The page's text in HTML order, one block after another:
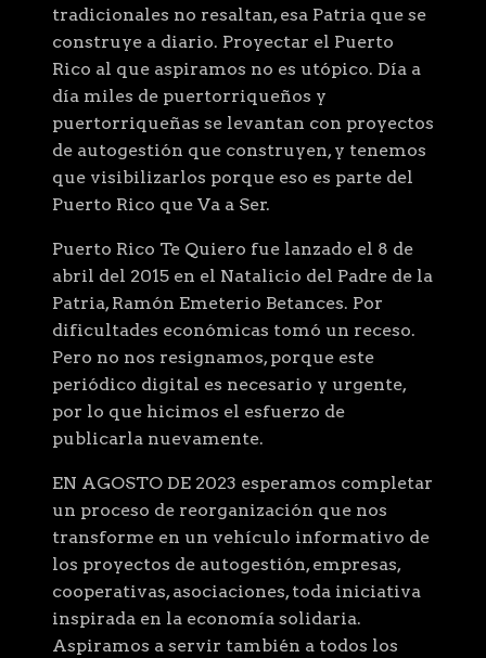
tradicionales no resaltan, esa Patria que se
construye a diario. Proyectar el Puerto
Rico al que aspiramos no es utópico. Día a
día miles de puertorriqueños y
puertorriqueñas se levantan con proyectos
de autogestión que construyen, y tenemos
que visibilizarlos porque eso es parte del
Puerto Rico que Va a Ser.
Puerto Rico Te Quiero fue lanzado el 8 de
abril del 2015 en el Natalicio del Padre de la
Patria, Ramón Emeterio Betances. Por
dificultades económicas tomó un receso.
Pero no nos resignamos, porque este
periódico digital es necesario y urgente,
por lo que hicimos el esfuerzo de
publicarla nuevamente.
EN AGOSTO DE 2023 esperamos completar
un proceso de reorganización que nos
transforme en un vehículo informativo de
los proyectos de autogestión, empresas,
cooperativas, asociaciones, toda iniciativa
inspirada en la economía solidaria.
Aspiramos a servir también a todos los